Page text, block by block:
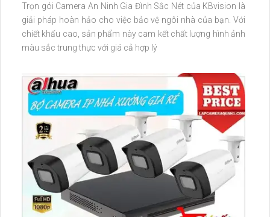
Trọn gói Camera An Ninh Gia Đình Sắc Nét của KBvision là
giải pháp hoàn hảo cho việc bảo vệ ngôi nhà của bạn. Với
chiết khấu cao, sản phẩm này cam kết chất lượng hình ảnh
màu sắc trung thực với giá cả hợp lý